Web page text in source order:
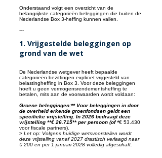
Onderstaand volgt een overzicht van de
belangrijkste categorieën beleggingen die buiten de
Nederlandse Box 3-heffing kunnen vallen.
---
1. Vrijgestelde beleggingen op
grond van de wet
De Nederlandse wetgever heeft bepaalde
categorieën bezittingen expliciet vrijgesteld van
belastingheffing in Box 3. Voor deze beleggingen
hoeft u geen vermogensrendementsheffing te
betalen, mits aan de voorwaarden wordt voldaan:
Groene beleggingen:** Voor beleggingen in door
de overheid erkende groenfondsen geldt een
specifieke vrijstelling. In 2026 bedraagt deze
vrijstelling **€ 26.715** per persoon (of *€ 53.430
voor fiscale partners).
> Let op: Volgens huidige wetsvoorstellen wordt
deze vrijstelling vanaf 2027 drastisch verlaagd naar
€ 200 en per 1 januari 2028 volledig afgeschaft.